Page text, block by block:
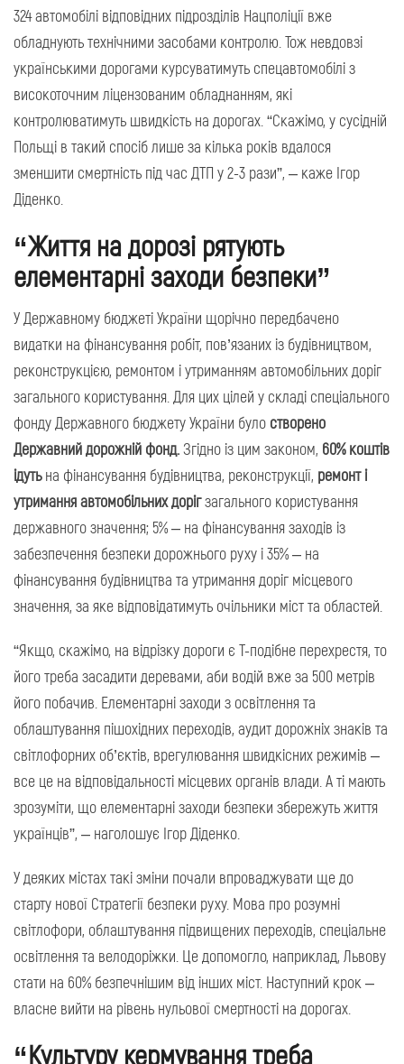
324 автомобілі відповідних підрозділів Нацполіції вже
обладнують технічними засобами контролю. Тож невдовзі
українськими дорогами курсуватимуть спецавтомобілі з
високоточним ліцензованим обладнанням, які
контролюватимуть швидкість на дорогах. “Скажімо, у сусідній
Польщі в такий спосіб лише за кілька років вдалося
зменшити смертність під час ДТП у 2-3 рази”, – каже Ігор
Діденко.
“Життя на дорозі рятують
елементарні заходи безпеки”
У Державному бюджеті України щорічно передбачено
видатки на фінансування робіт, пов’язаних із будівництвом,
реконструкцією, ремонтом і утриманням автомобільних доріг
загального користування. Для цих цілей у складі спеціального
фонду Державного бюджету України було створено
Державний дорожній фонд.Згідно із цим законом, 60% коштів
ідутьна фінансування будівництва, реконструкції, ремонт і
утримання автомобільних дорігзагального користування
державного значення; 5% – на фінансування заходів із
забезпечення безпеки дорожнього руху і 35% – на
фінансування будівництва та утримання доріг місцевого
значення, за яке відповідатимуть очільники міст та областей.
“Якщо, скажімо, на відрізку дороги є Т-подібне перехрестя, то
його треба засадити деревами, аби водій вже за 500 метрів
його побачив. Елементарні заходи з освітлення та
облаштування пішохідних переходів, аудит дорожніх знаків та
світлофорних об’єктів, врегулювання швидкісних режимів –
все це на відповідальності місцевих органів влади. А ті мають
зрозуміти, що елементарні заходи безпеки збережуть життя
українців”, – наголошує Ігор Діденко.
У деяких містах такі зміни почали впроваджувати ще до
старту нової Стратегії безпеки руху. Мова про розумні
світлофори, облаштування підвищених переходів, спеціальне
освітлення та велодоріжки. Це допомогло, наприклад, Львову
стати на 60% безпечнішим від інших міст. Наступний крок –
власне вийти на рівень нульової смертності на дорогах.
“Культуру кермування треба